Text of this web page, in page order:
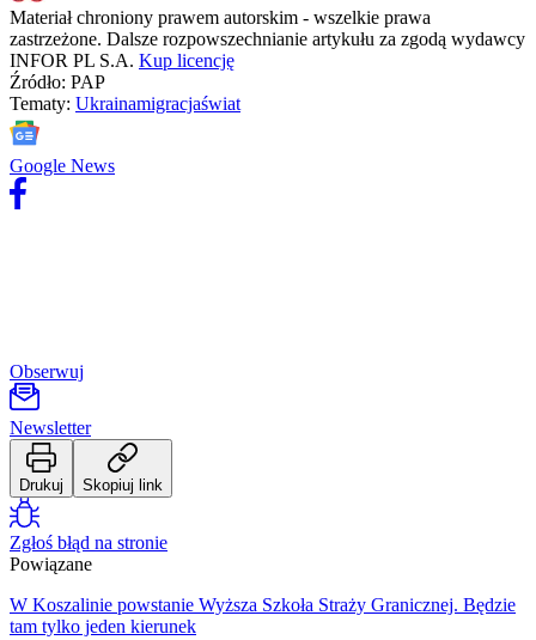
Edukacja
Aktualności
Turystyka
Psychologia
Zdrowie
Rozrywka
Nauka
Materiał chroniony prawem autorskim - wszelkie prawa
zastrzeżone. Dalsze rozpowszechnianie artykułu za zgodą wydawcy
INFOR PL S.A. Kup licencję
Źródło: PAP
Tematy: Ukrainamigracjaświat
Google News
Obserwuj
Newsletter
Drukuj Skopiuj link
Zgłoś błąd na stronie
Powiązane
W Koszalinie powstanie Wyższa Szkoła Straży Granicznej. Będzie
tam tylko jeden kierunek